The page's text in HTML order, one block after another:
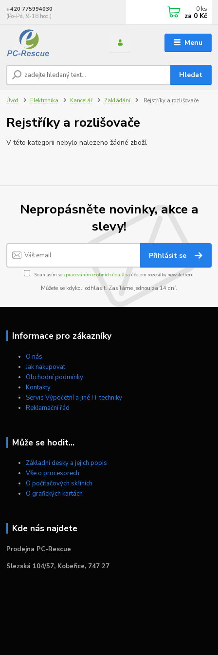
Menu
Hledat
+420 775994030
(Po-Pá, 9-18 hod.)
0 ks
za 0 Kč
Úvod Elektronika Kancelář Zakládání Rejstříky a rozlišovače
Rejstříky a rozlišovače
V této kategorii nebylo nalezeno žádné zboží.
Nepropásněte novinky, akce a
slevy!
Přihlásit se
Souhlasím se zpracováním osobních údajůza účelem rozesílky newsletteru.
Můžete se kdykoli odhlásit. Zasíláme jednou za 14 dní.
Informace pro zákazníky
O nás
Jak nakupovat
Obchodní podmínky
Kontakty
Servis Výpočetní a jiné IT techniky
Reklamační řád
Může se hodit...
Základní desky a jejich popis
Vše o procesorech
O počítačových skříních
O grafických kartách
Kde nás najdete
Prodejna PC-Rescue
Slezská 104/57, Kobeřice, 747 27